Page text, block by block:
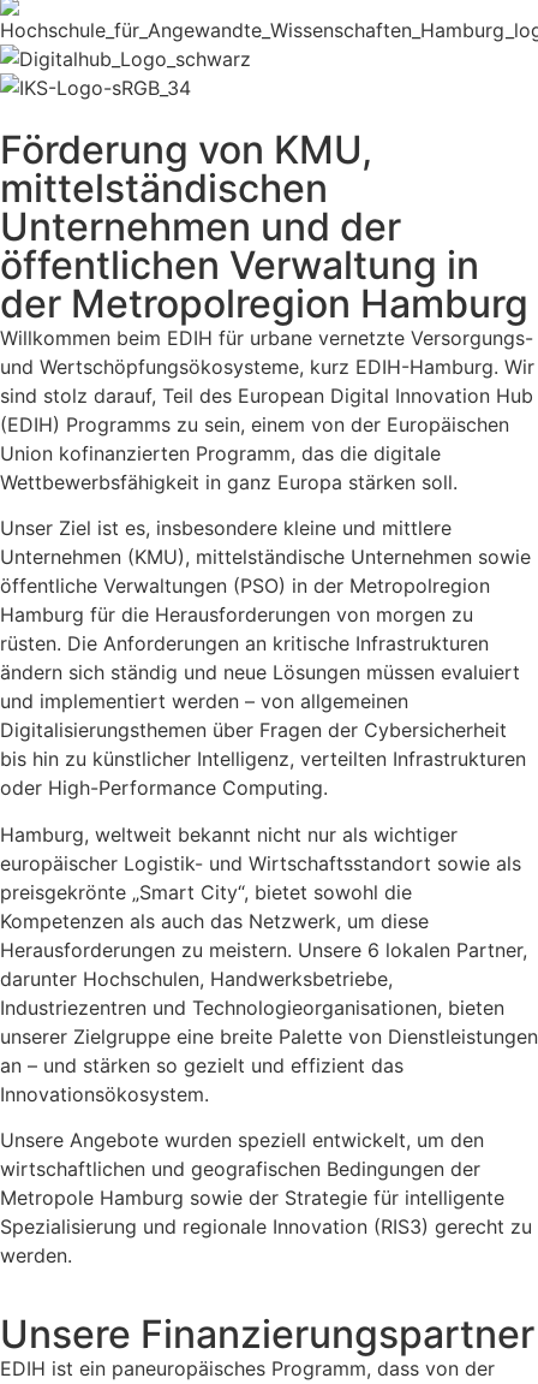
Förderung von KMU,
mittelständischen
Unternehmen und der
öffentlichen Verwaltung in
der Metropolregion Hamburg
Willkommen beim EDIH für urbane vernetzte Versorgungs-
und Wertschöpfungsökosysteme, kurz EDIH-Hamburg. Wir
sind stolz darauf, Teil des European Digital Innovation Hub
(EDIH) Programms zu sein, einem von der Europäischen
Union kofinanzierten Programm, das die digitale
Wettbewerbsfähigkeit in ganz Europa stärken soll.
Unser Ziel ist es, insbesondere kleine und mittlere
Unternehmen (KMU), mittelständische Unternehmen sowie
öffentliche Verwaltungen (PSO) in der Metropolregion
Hamburg für die Herausforderungen von morgen zu
rüsten. Die Anforderungen an kritische Infrastrukturen
ändern sich ständig und neue Lösungen müssen evaluiert
und implementiert werden – von allgemeinen
Digitalisierungsthemen über Fragen der Cybersicherheit
bis hin zu künstlicher Intelligenz, verteilten Infrastrukturen
oder High-Performance Computing.
Hamburg, weltweit bekannt nicht nur als wichtiger
europäischer Logistik- und Wirtschaftsstandort sowie als
preisgekrönte „Smart City“, bietet sowohl die
Kompetenzen als auch das Netzwerk, um diese
Herausforderungen zu meistern. Unsere 6 lokalen Partner,
darunter Hochschulen, Handwerksbetriebe,
Industriezentren und Technologieorganisationen, bieten
unserer Zielgruppe eine breite Palette von Dienstleistungen
an – und stärken so gezielt und effizient das
Innovationsökosystem.
Unsere Angebote wurden speziell entwickelt, um den
wirtschaftlichen und geografischen Bedingungen der
Metropole Hamburg sowie der Strategie für intelligente
Spezialisierung und regionale Innovation (RIS3) gerecht zu
werden.
Unsere Finanzierungspartner
EDIH ist ein paneuropäisches Programm, dass von der